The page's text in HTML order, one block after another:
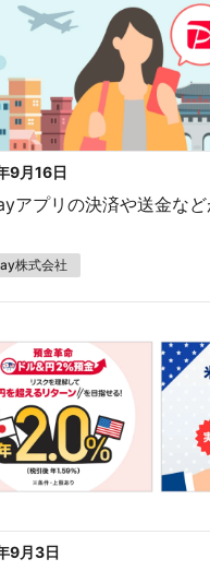
9月16日
アプリの決済や送金な
株式会社
9月3日